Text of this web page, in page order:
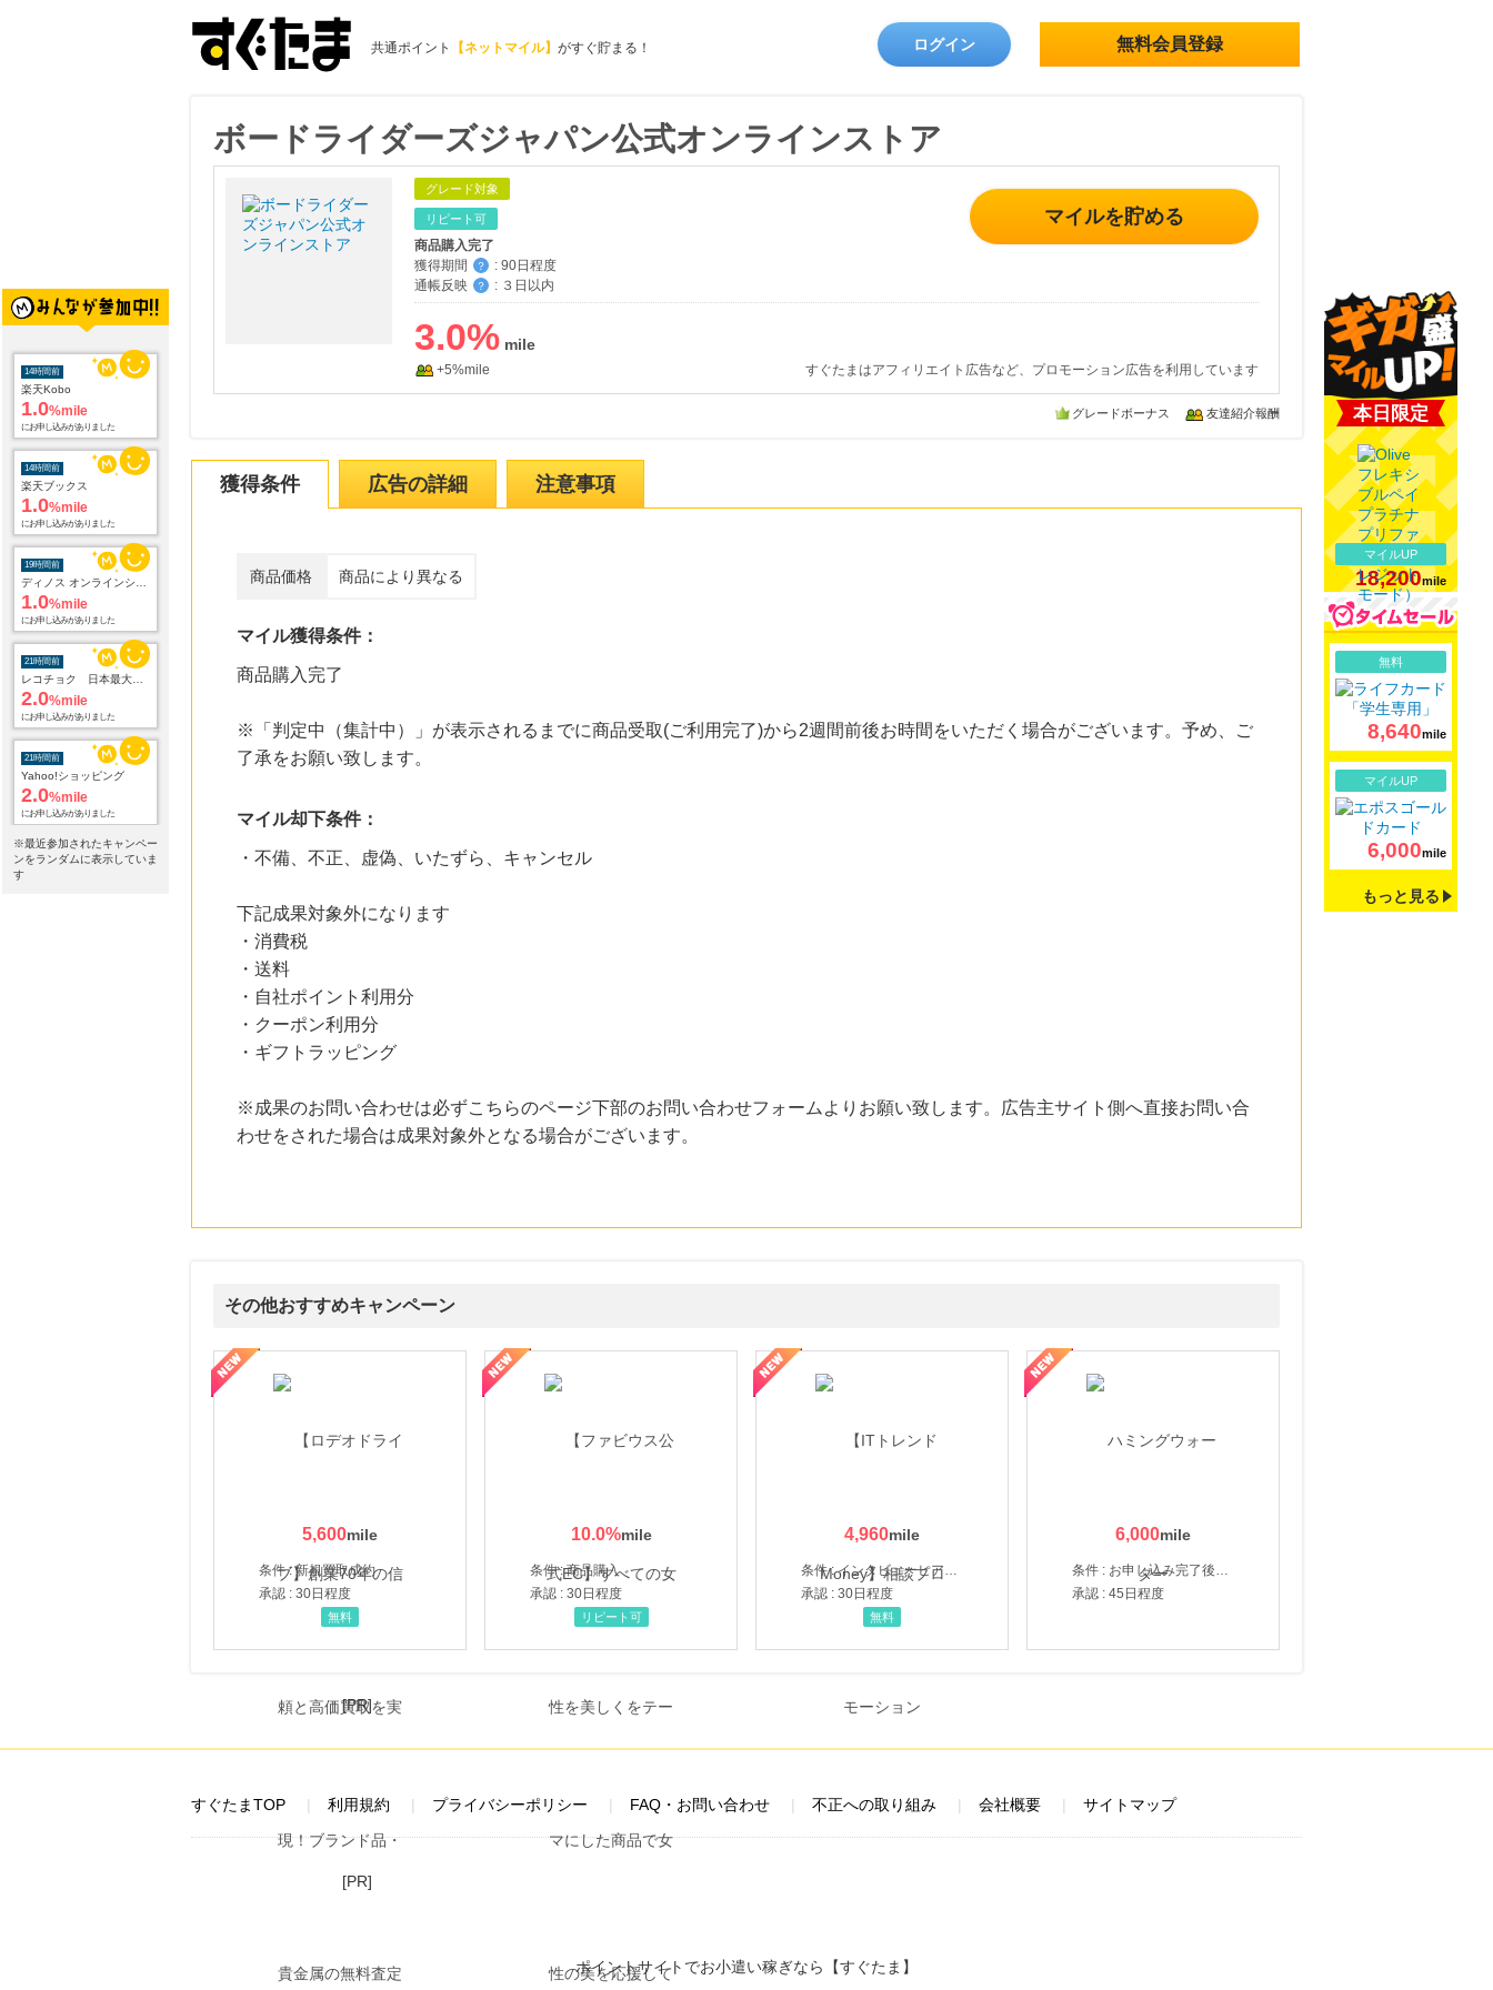
共通ポイント 【ネットマイル】 がすぐ貯まる！ ログイン 無料会員登録
14時間前
楽天Kobo
1.0%mile
にお申し込みがありました
14時間前
楽天ブックス
1.0%mile
にお申し込みがありました
19時間前
1.0%mile
にお申し込みがありました
21時間前
2.0%mile
にお申し込みがありました
21時間前
Yahoo!ショッピング
2.0%mile
にお申し込みがありました
21時間前
※最近参加されたキャンペー
ンをランダムに表示していま
す
ボードライダーズジャパン公式オンラインストア
グレード対象
リピート可
商品購入完了
獲得期間
？ : 90日程度
通帳反映
？ : ３日以内
マイルを貯める
3.0%
+5%mile すぐたまはアフィリエイト広告など、プロモーション広告を利用しています
グレードボーナス 友達紹介報酬
獲得条件 広告の詳細 注意事項
商品価格 商品により異なる
マイル獲得条件：
商品購入完了
※「判定中（集計中）」が表示されるまでに商品受取(ご利用完了)から2週間前後お時間をいただく場合がございます。予め、ご
了承をお願い致します。
マイル却下条件：
・不備、不正、虚偽、いたずら、キャンセル
下記成果対象外になります
・消費税
・送料
・自社ポイント利用分
・クーポン利用分
・ギフトラッピング
※成果のお問い合わせは必ずこちらのページ下部のお問い合わせフォームよりお願い致します。広告主サイト側へ直接お問い合
わせをされた場合は成果対象外となる場合がございます。
その他おすすめキャンペーン
5,600
条件 : 新規買取成約
承認 : 30日程度
無料
10.0%
条件 : 商品購入
承認 : 30日程度
くをテーマにした商品で女性の美を応援しています
リピート可
4,960
条件 : インタビューヒアリング完了
承認 : 30日程度
【ITトレンドMoney】相談プロモーション
無料
6,000
条件 : お申し込み完了後、決済登録完了と1ヶ月以内のサーバー初回設置。
承認 : 45日程度
ハミングウォーター【販売代理店】
本日限定
マイルUP
18,200mile
無料
8,640mile
マイルUP
6,000mile
もっと見る
[PR]
すぐたまTOP 利用規約 プライバシーポリシー FAQ・お問い合わせ 不正への取り組み 会社概要 サイトマップ
[PR]
ポイントサイトでお小遣い稼ぎなら【すぐたま】